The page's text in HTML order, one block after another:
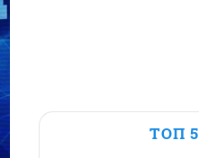
ТОП 5